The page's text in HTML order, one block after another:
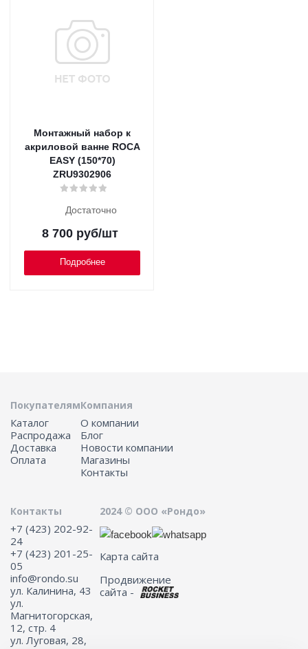
Монтажный набор к
акриловой ванне ROCA
EASY (150*70)
ZRU9302906
Достаточно
8 700руб/шт
Подробнее
Покупателям
Каталог
Распродажа
Доставка
Оплата
Компания
О компании
Блог
Новости компании
Магазины
Контакты
Контакты
+7 (423) 202-92-
24
+7 (423) 201-25-
05
info@rondo.su
ул. Калинина, 43
ул.
Магнитогорская,
12, стр. 4
ул. Луговая, 28,
2024 © ООО «Рондо»
Карта сайта
Продвижение
сайта -